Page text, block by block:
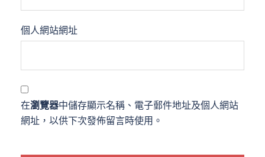
個人網站網址
在瀏覽器中儲存顯示名稱、電子郵件地址及個人網站
網址，以供下次發佈留言時使用。